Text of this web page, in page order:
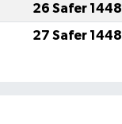
26 Safer 1448
27 Safer 1448